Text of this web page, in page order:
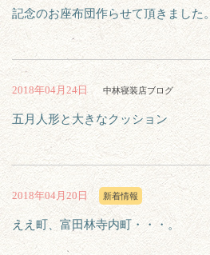
記念のお座布団作らせて頂きました。
2018年04月24日 中林寝装店ブログ
五月人形と大きなクッション
2018年04月20日 新着情報
ええ町、富田林寺内町・・・。